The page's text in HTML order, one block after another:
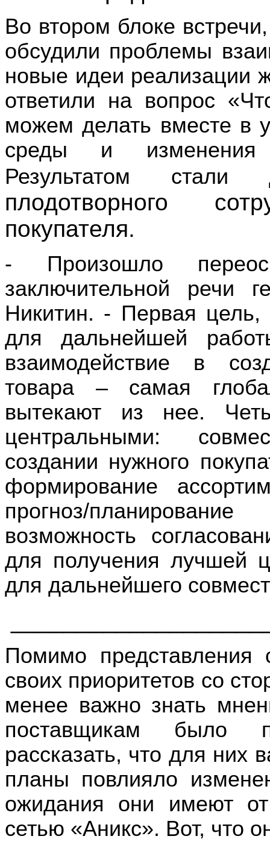
Во втором блоке
обсудили проблемы
новые идеи реализации
ответили на вопрос
можем делать вместе в
среды и изменения
Результатом стали
плодотворного
покупателя.
- Произошло
заключительной речи
Никитин. - Первая цель,
для дальнейшей
взаимодействие в
товара – самая
вытекают из нее.
центральными:
создании нужного
формирование
прогноз/
возможность
для получения лучшей
для дальнейшего
Помимо представления
своих приоритетов со
менее важно знать
поставщикам было
рассказать, что для них
планы повлияло
ожидания они имеют от
сетью «Аникс». Вот, что